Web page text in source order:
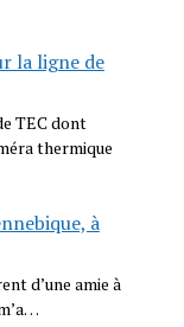
la ligne de
TEC dont
thermique
à
d’une amie à